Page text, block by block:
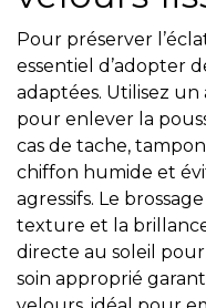
Pour préserver
essentiel d’adopter
adaptées. Utilisez
pour enlever la
cas de tache,
chiffon humide et
agressifs. Le
texture et la
directe au soleil
soin approprié